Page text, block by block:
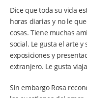
Dice que toda su vida
horas diarias y no le
cosas. Tiene muchas
social. Le gusta el arte
exposiciones y
extranjero. Le gusta
Sin embargo Rosa